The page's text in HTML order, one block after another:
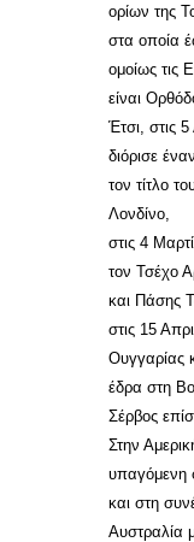
ορίων της
στα οποία
ομοίως τις
είναι
Έτσι, στις
διόρισε
τον τίτλο
Λονδίνο,
στις 4
τον Τσέχο
και Πάσης
στις 15
Ουγγαρίας
έδρα στη
Σέρβος
Στην
υπαγόμενη
και στη
Αυστραλία